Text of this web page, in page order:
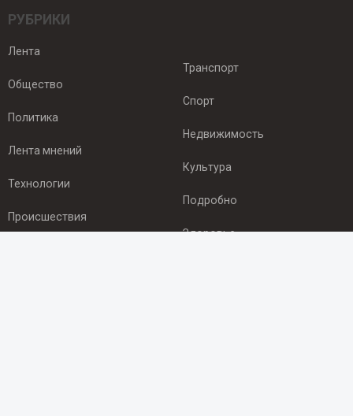
РУБРИКИ
Лента
Общество
Политика
Лента мнений
Технологии
Происшествия
Транспорт
Спорт
Недвижимость
Культура
Подробно
Здоровье